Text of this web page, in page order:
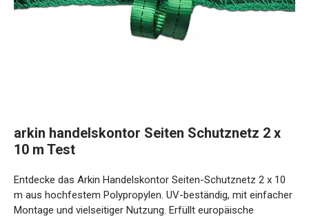
arkin handelskontor Seiten Schutznetz 2 x
10 m Test
Entdecke das Arkin Handelskontor Seiten-Schutznetz 2 x 10
m aus hochfestem Polypropylen. UV-beständig, mit einfacher
Montage und vielseitiger Nutzung. Erfüllt europäische